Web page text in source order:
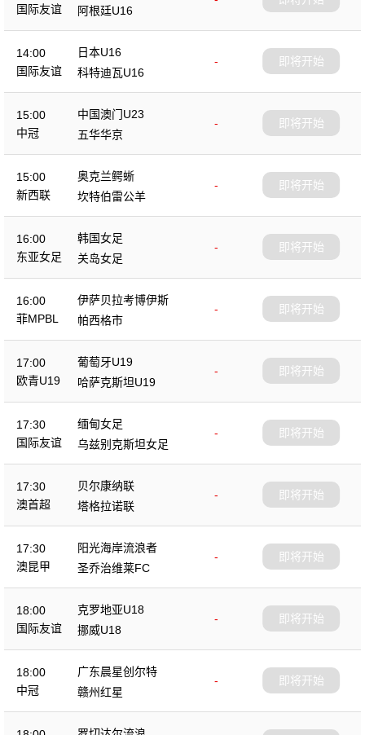
国际友谊
阿根廷U16
14:00
国际友谊
日本U16
-
科特迪瓦U16
即将开始
15:00
中冠
中国澳门U23
-
五华华京
即将开始
15:00
新西联
奥克兰鳄蜥
-
坎特伯雷公羊
即将开始
16:00
东亚女足
韩国女足
-
关岛女足
即将开始
16:00
菲MPBL
伊萨贝拉考博伊斯
-
帕西格市
即将开始
17:00
欧青U19
葡萄牙U19
-
哈萨克斯坦U19
即将开始
17:30
国际友谊
缅甸女足
-
乌兹别克斯坦女足
即将开始
17:30
澳首超
贝尔康纳联
-
塔格拉诺联
即将开始
17:30
澳昆甲
阳光海岸流浪者
-
圣乔治维莱FC
即将开始
18:00
国际友谊
克罗地亚U18
-
挪威U18
即将开始
18:00
中冠
广东晨星创尔特
-
赣州红星
即将开始